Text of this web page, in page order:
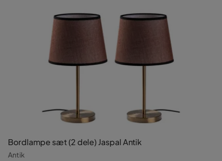
Bordlampe sæt (2 dele) Jaspal Antik
Antik